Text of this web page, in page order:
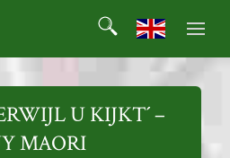
Search
Search for:
U KIJKT´ –
MAORI